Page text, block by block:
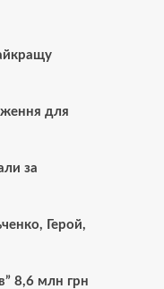
для
за
Герой,
8,6 млн грн